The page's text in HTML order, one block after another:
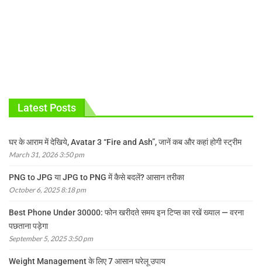
Latest Posts
घर के आराम में देखिये, Avatar 3 “Fire and Ash”, जानें कब और कहां होगी स्ट्रीम
March 31, 2026 3:50 pm
PNG to JPG या JPG to PNG में कैसे बदलें? आसान तरीका
October 6, 2025 8:18 pm
Best Phone Under 30000: फोन खरीदते समय इन टिप्स का रखें ख्याल — वरना
पछताना पड़ेगा
September 5, 2025 3:50 pm
Weight Management के लिए 7 आसान घरेलू उपाय